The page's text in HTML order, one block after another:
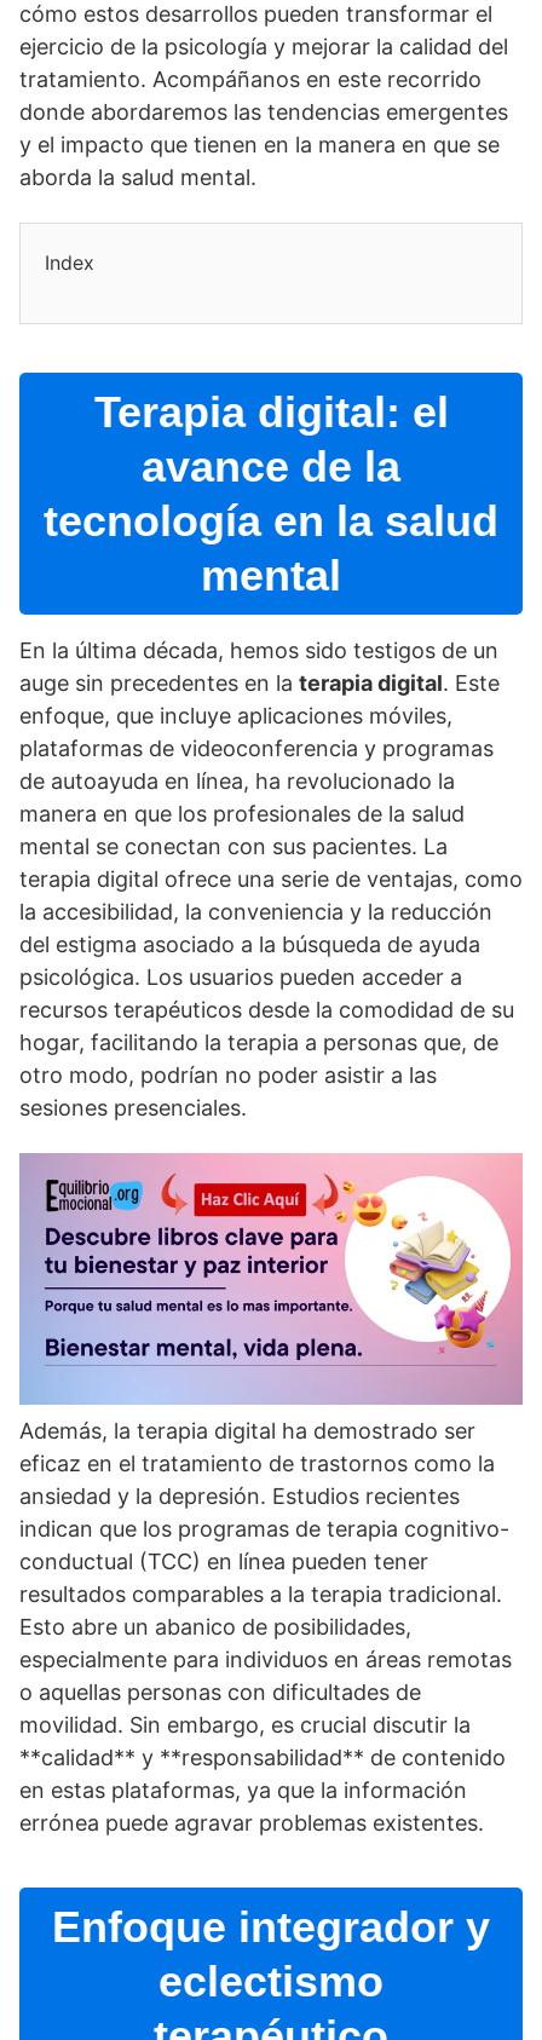
cómo estos desarrollos pueden transformar el
ejercicio de la psicologí­a y mejorar la calidad del
tratamiento. Acompáñanos en este recorrido
donde abordaremos las tendencias emergentes
y el impacto que tienen en la manera en que se
aborda la salud mental.
Index
Terapia digital: el
avance de la
tecnologí­a en la salud
mental
En la última década, hemos sido testigos de un
auge sin precedentes en la terapia digital. Este
enfoque, que incluye aplicaciones móviles,
plataformas de videoconferencia y programas
de autoayuda en lí­nea, ha revolucionado la
manera en que los profesionales de la salud
mental se conectan con sus pacientes. La
terapia digital ofrece una serie de ventajas, como
la accesibilidad, la conveniencia y la reducción
del estigma asociado a la búsqueda de ayuda
psicológica. Los usuarios pueden acceder a
recursos terapéuticos desde la comodidad de su
hogar, facilitando la terapia a personas que, de
otro modo, podrí­an no poder asistir a las
sesiones presenciales.
Además, la terapia digital ha demostrado ser
eficaz en el tratamiento de trastornos como la
ansiedad y la depresión. Estudios recientes
indican que los programas de terapia cognitivo-
conductual (TCC) en lí­nea pueden tener
resultados comparables a la terapia tradicional.
Esto abre un abanico de posibilidades,
especialmente para individuos en áreas remotas
o aquellas personas con dificultades de
movilidad. Sin embargo, es crucial discutir la
**calidad** y **responsabilidad** de contenido
en estas plataformas, ya que la información
errónea puede agravar problemas existentes.
Enfoque integrador y
eclectismo